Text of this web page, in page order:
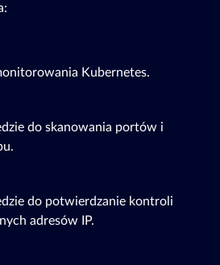
Kubernetes.
do skanowania portów i
do potwierdzanie kontroli
adresów IP.